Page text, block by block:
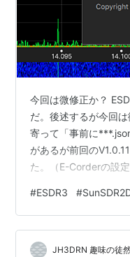
今回は微修正か？
だ。後述するが今回
寄って「事前に
があるが前回の
た。（E-Corderの設
どうも、キーボード
関する事らしいが、
ト ------------ 新しい
に、設定ファイルを
#ESDR3 #
JH3DRN 趣味の徒